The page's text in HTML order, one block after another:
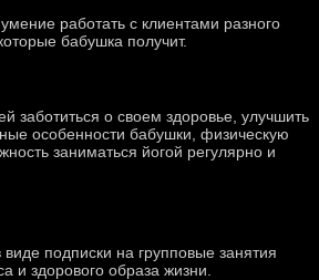
работать с клиентами разного
бабушка получит.
заботиться о своем здоровье, улучшить
особенности бабушки, физическую
заниматься йогой регулярно и
подписки на групповые занятия
и здорового образа жизни.